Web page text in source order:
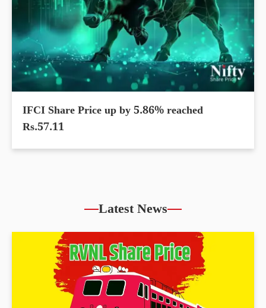
IFCI Share Price up by 5.86% reached
Rs.57.11
Latest News